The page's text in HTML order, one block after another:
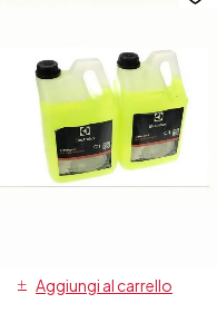
Aggiungi al carrello